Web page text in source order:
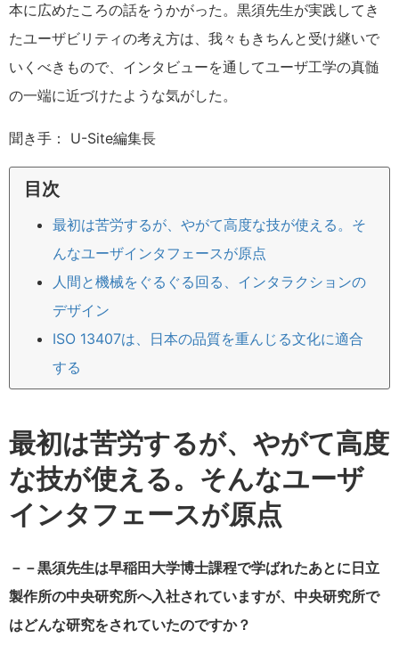
本に広めたころの話をうかがった。黒須先生が実践してき
たユーザビリティの考え方は、我々もきちんと受け継いで
いくべきもので、インタビューを通してユーザ工学の真髄
の一端に近づけたような気がした。
聞き手： U-Site編集長
目次
最初は苦労するが、やがて高度な技が使える。そ
んなユーザインタフェースが原点
人間と機械をぐるぐる回る、インタラクションの
デザイン
ISO 13407は、日本の品質を重んじる文化に適合
する
最初は苦労するが、やがて高度
な技が使える。そんなユーザ
インタフェースが原点
－－黒須先生は早稲田大学博士課程で学ばれたあとに日立
製作所の中央研究所へ入社されていますが、中央研究所で
はどんな研究をされていたのですか？